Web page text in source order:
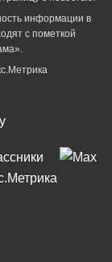
информации в
с пометкой